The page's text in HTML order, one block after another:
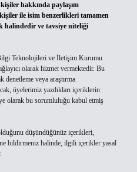
hakkında paylaşım
ile isim benzerlikleri tamamen
halindedir ve tavsiye niteliği
Teknolojileri ve İletişim Kurumu
olarak hizmet vermektedir. Bu
veya araştırma
üyelerimiz yazdıkları içeriklerin
olarak bu sorumluluğu kabul etmiş
düşündüğünüz içerikleri,
bildirmeniz halinde, ilgili içerikler yasal